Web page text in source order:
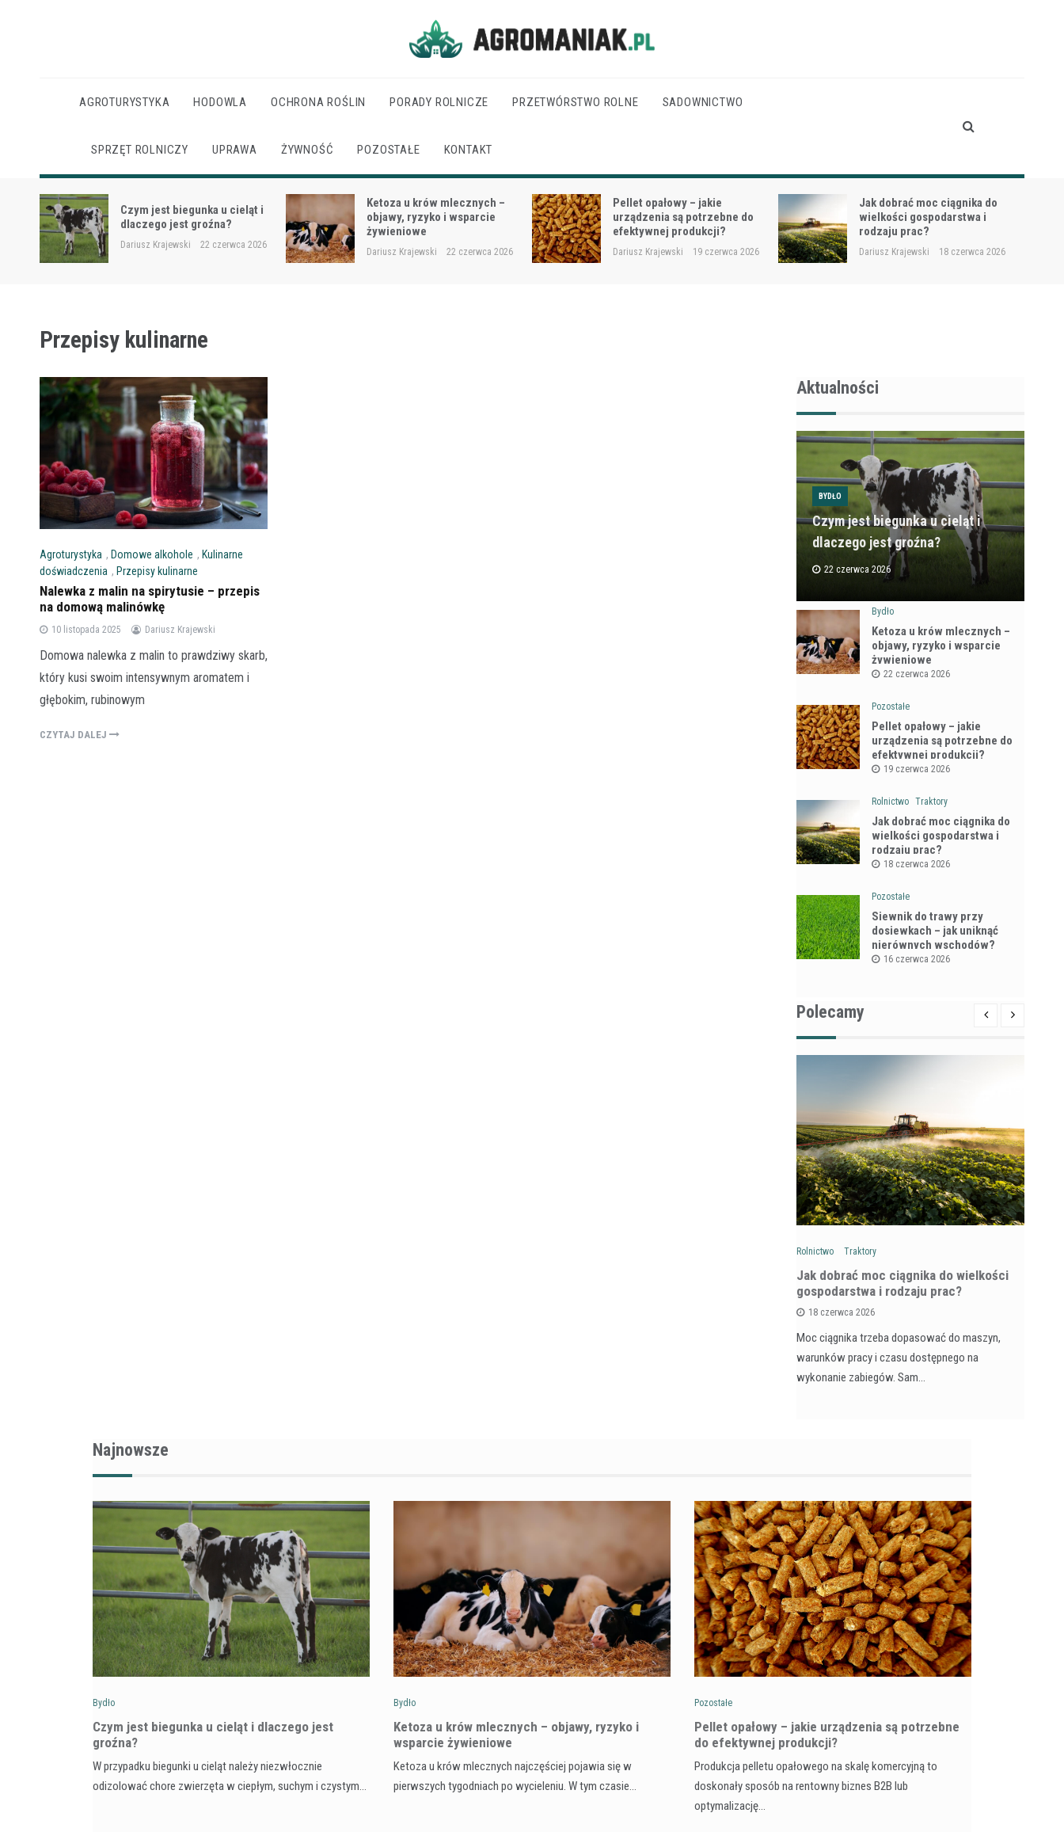
AGROTURYSTYKA HODOWLA OCHRONA ROŚLIN PORADY ROLNICZE PRZETWÓRSTWO ROLNE SADOWNICTWO
SPRZĘT ROLNICZY UPRAWA ŻYWNOŚĆ POZOSTAŁE KONTAKT
Ketoza u krów mlecznych –
objawy, ryzyko i wsparcie
żywieniowe
Dariusz Krajewski
Pellet opałowy – jakie
urządzenia są potrzebne do
efektywnej produkcji?
Dariusz Krajewski 19 czerwca 2026
Jak dobrać moc ciągnika do
wielkości gospodarstwa i
rodzaju prac?
Dariusz Krajewski 18 czerwca 2026
Siewnik do trawy przy
dosiewkach – jak uniknąć
nierównych wschodów?
Dariusz Krajewski 16 czerwca 2026
Przepisy kulinarne
Agroturystyka , Domowe alkohole , Kulinarne
doświadczenia , Przepisy kulinarne
Nalewka z malin na spirytusie – przepis
na domową malinówkę
10 listopada 2025 Dariusz Krajewski
Domowa nalewka z malin to prawdziwy skarb,
który kusi swoim intensywnym aromatem i
głębokim, rubinowym
CZYTAJ DALEJ
Aktualności
BYDŁO
Czym jest biegunka u cieląt i
dlaczego jest groźna?
22 czerwca 2026
Bydło
Ketoza u krów mlecznych –
objawy, ryzyko i wsparcie
żywieniowe
22 czerwca 2026
Pozostałe
Pellet opałowy – jakie
urządzenia są potrzebne do
efektywnej produkcji?
19 czerwca 2026
Rolnictwo Traktory
Jak dobrać moc ciągnika do
wielkości gospodarstwa i
rodzaju prac?
18 czerwca 2026
Pozostałe
Siewnik do trawy przy
dosiewkach – jak uniknąć
nierównych wschodów?
16 czerwca 2026
Polecamy
Rolnictwo Traktory
Jak dobrać moc ciągnika do wielkości
gospodarstwa i rodzaju prac?
18 czerwca 2026
Moc ciągnika trzeba dopasować do maszyn,
warunków pracy i czasu dostępnego na
wykonanie zabiegów. Sam…
Najnowsze
Bydło
Czym jest biegunka u cieląt i dlaczego jest
groźna?
W przypadku biegunki u cieląt należy niezwłocznie
odizolować chore zwierzęta w ciepłym, suchym i czystym…
Bydło
Ketoza u krów mlecznych – objawy, ryzyko i
wsparcie żywieniowe
Ketoza u krów mlecznych najczęściej pojawia się w
pierwszych tygodniach po wycieleniu. W tym czasie…
Pozostałe
Pellet opałowy – jakie urządzenia są potrzebne
do efektywnej produkcji?
Produkcja pelletu opałowego na skalę komercyjną to
doskonały sposób na rentowny biznes B2B lub
optymalizację…